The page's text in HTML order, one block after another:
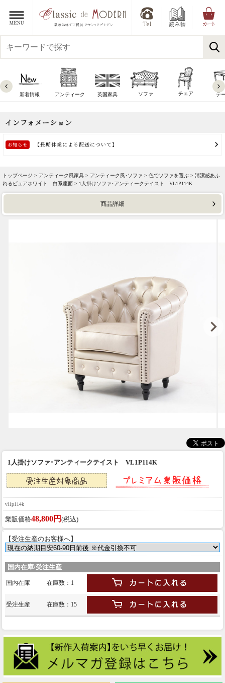
新着情報 アンティーク 英国家具 ソファ チェア テ
トップページ > アンティーク風家具 > アンティーク風･ソファ > 色でソファを選ぶ > 清潔感あふ
れるピュアホワイト 白系座面 > 1人掛けソファ･アンティークテイスト VL1P114K
商品詳細
1人掛けソファ･アンティークテイスト VL1P114K
vl1p114k
業販価格48,800円 (税込)
【受注生産のお客様へ】
国内在庫/受注生産
国内在庫 在庫数：1
受注生産 在庫数：15